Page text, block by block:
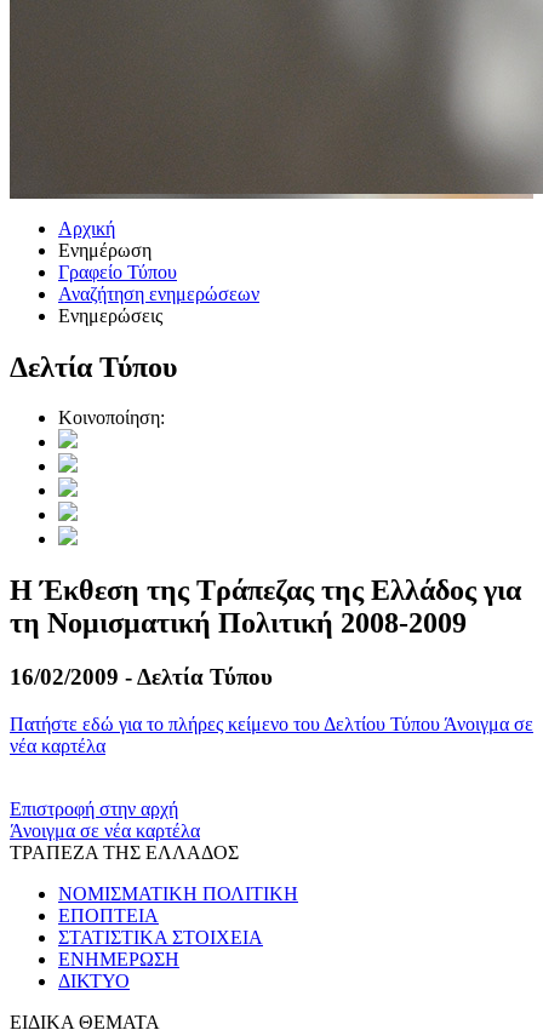
Αρχική
Ενημέρωση
Γραφείο Τύπου
Αναζήτηση ενημερώσεων
Ενημερώσεις
Δελτία Τύπου
Κοινοποίηση:
Η Έκθεση της Τράπεζας της Ελλάδος για
τη Νομισματική Πολιτική 2008-2009
16/02/2009 - Δελτία Τύπου
Πατήστε εδώ για το πλήρες κείμενο του Δελτίου Τύπου Άνοιγμα σε
νέα καρτέλα
Επιστροφή στην αρχή
Άνοιγμα σε νέα καρτέλα
ΤΡΑΠΕΖΑ ΤΗΣ ΕΛΛΑΔΟΣ
ΝΟΜΙΣΜΑΤΙΚΗ ΠΟΛΙΤΙΚΗ
ΕΠΟΠΤΕΙΑ
ΣΤΑΤΙΣΤΙΚΑ ΣΤΟΙΧΕΙΑ
ΕΝΗΜΕΡΩΣΗ
ΔΙΚΤΥΟ
ΕΙΔΙΚΑ ΘΕΜΑΤΑ